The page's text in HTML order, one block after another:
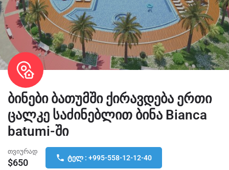
ბინები ბათუმში ქირავდება ერთი
ცალკე საძინებლით ბინა Bianca
batumi-ში
თვიურად
$650 ტელ : +995-558-12-12-40